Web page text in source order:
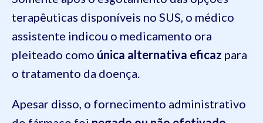
terapêuticas disponíveis no SUS, o médico
assistente indicou o medicamento ora
pleiteado como única alternativa eficaz para
o tratamento da doença.
Apesar disso, o fornecimento administrativo